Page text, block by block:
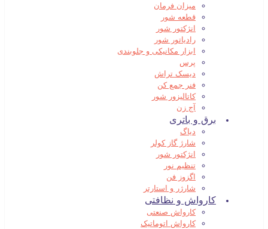
میزان فرمان
قطعه شور
انژکتور شور
رادیاتور شور
ابزار مکانیکی و جلوبندی
پرس
دیسک تراش
فنر جمع کن
کاتالیزور شور
آج زن
برق و باتری
دیاگ
شارژ گاز کولر
انژکتور شور
تنظیم نور
اگزوز فن
شارژر و استارتر
کارواش و نظافتی
کارواش صنعتی
کارواش اتوماتیک